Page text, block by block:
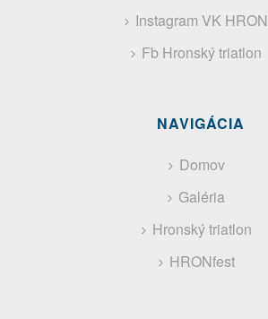
Instagram VK HRON
Fb Hronský triatlon
NAVIGÁCIA
Domov
Galéria
Hronský triatlon
HRONfest